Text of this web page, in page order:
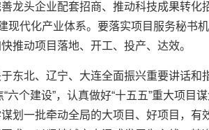
龙头企业配套招商、推动科技成果转化
现代化产业体系。要落实项目服务秘书
推动项目落地、开工、投产、达效。
东北、辽宁、大连全面振兴重要讲话和
六个建设”，认真做好“十五五”重大项目
划一批牵动全局的大项目、好项目，有